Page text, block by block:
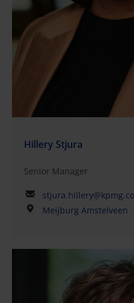
de immigratieregels
activiteiten in Nederland. In de zomer van 2015 werd
Michelle gedetacheerd bij
Canada waar zij nauw
het Global Immigration-
een beter inzicht in
en -processen te krijgen
ervaringen en kennis uit te
van KPMG.
Hillery Stjura
Senior Manager
Meijburg Amstelveen